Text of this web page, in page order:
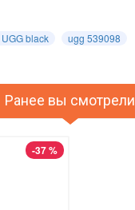
black ugg 539098
Ранее вы смотрели
-37 %